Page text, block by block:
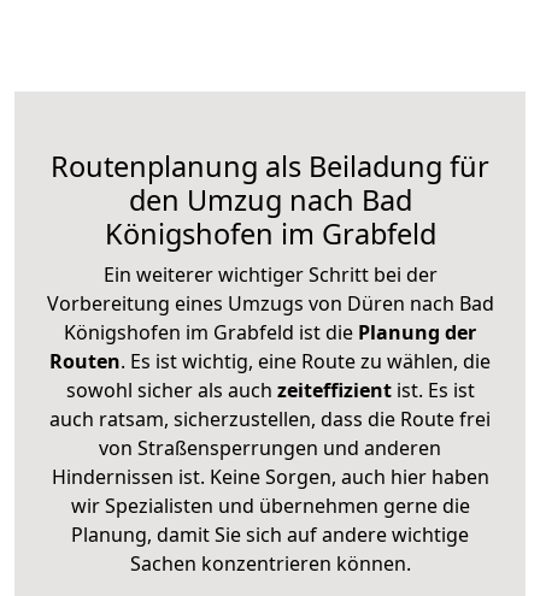
Routenplanung als Beiladung für
den Umzug nach Bad
Königshofen im Grabfeld
Ein weiterer wichtiger Schritt bei der
Vorbereitung eines Umzugs von Düren nach Bad
Königshofen im Grabfeld ist die Planung der
Routen. Es ist wichtig, eine Route zu wählen, die
sowohl sicher als auch zeiteffizientist. Es ist
auch ratsam, sicherzustellen, dass die Route frei
von Straßensperrungen und anderen
Hindernissen ist. Keine Sorgen, auch hier haben
wir Spezialisten und übernehmen gerne die
Planung, damit Sie sich auf andere wichtige
Sachen konzentrieren können.